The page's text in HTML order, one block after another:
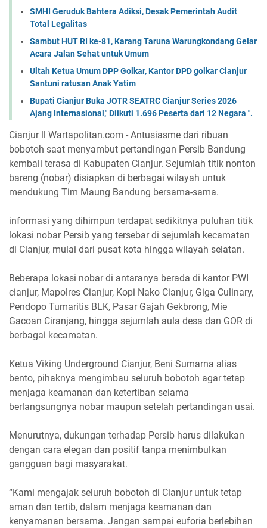
SMHI Geruduk Bahtera Adiksi, Desak Pemerintah Audit
Total Legalitas
Sambut HUT RI ke-81, Karang Taruna Warungkondang Gelar
Acara Jalan Sehat untuk Umum
Ultah Ketua Umum DPP Golkar, Kantor DPD golkar Cianjur
Santuni ratusan Anak Yatim
Bupati Cianjur Buka JOTR SEATRC Cianjur Series 2026
Ajang Internasional," Diikuti 1.696 Peserta dari 12 Negara ".
Cianjur ll Wartapolitan.com - Antusiasme dari ribuan
bobotoh saat menyambut pertandingan Persib Bandung
kembali terasa di Kabupaten Cianjur. Sejumlah titik nonton
bareng (nobar) disiapkan di berbagai wilayah untuk
mendukung Tim Maung Bandung bersama-sama.
‎informasi yang dihimpun terdapat sedikitnya puluhan titik
lokasi nobar Persib yang tersebar di sejumlah kecamatan
di Cianjur, mulai dari pusat kota hingga wilayah selatan.
‎Beberapa lokasi nobar di antaranya berada di kantor PWI
cianjur, Mapolres Cianjur, Kopi Nako Cianjur, Giga Culinary,
Pendopo Tumaritis BLK, Pasar Gajah Gekbrong, Mie
Gacoan Ciranjang, hingga sejumlah aula desa dan GOR di
berbagai kecamatan.
‎Ketua Viking Underground Cianjur, Beni Sumarna alias
bento, pihaknya mengimbau seluruh bobotoh agar tetap
menjaga keamanan dan ketertiban selama
berlangsungnya nobar maupun setelah pertandingan usai.
‎Menurutnya, dukungan terhadap Persib harus dilakukan
dengan cara elegan dan positif tanpa menimbulkan
gangguan bagi masyarakat.
‎“Kami mengajak seluruh bobotoh di Cianjur untuk tetap
aman dan tertib, dalam menjaga keamanan dan
kenyamanan bersama. Jangan sampai euforia berlebihan